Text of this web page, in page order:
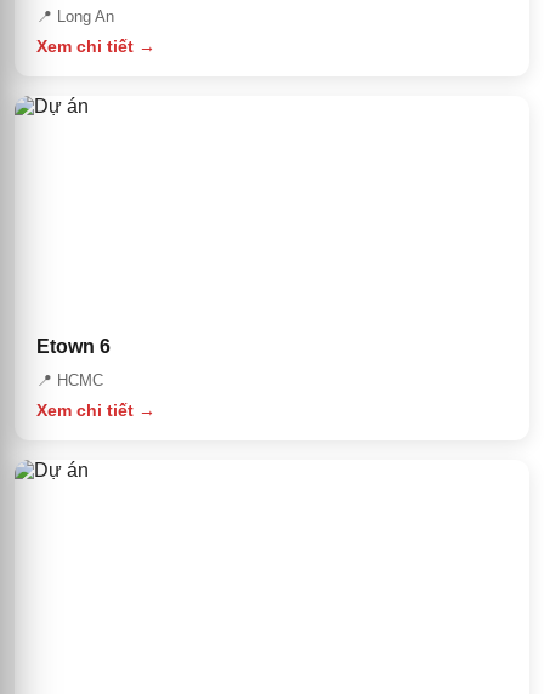
📍 Long An
Xem chi tiết →
Etown 6
📍 HCMC
Xem chi tiết →